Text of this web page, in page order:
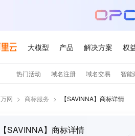
万网 > 商标服务 > 【SAVINNA】商标详情
【SAVINNA】商标详情